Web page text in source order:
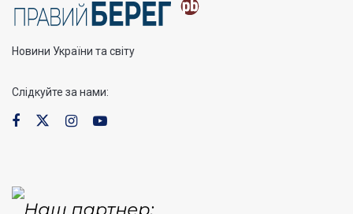
Новини України та світу
Слідкуйте за нами: